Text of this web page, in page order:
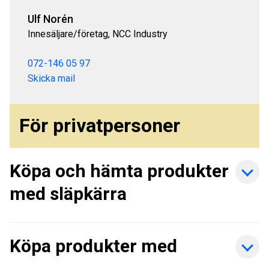
Ulf Norén
Innesäljare/företag, NCC Industry
072-146 05 97
Skicka mail
För privatpersoner
Köpa och hämta produkter
med släpkärra
Köpa produkter med